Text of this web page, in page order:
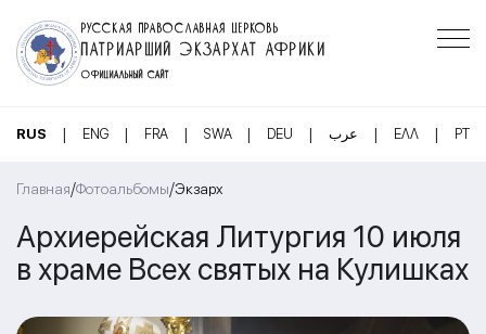
РУССКАЯ ПРАВОСЛАВНАЯ ЦЕРКОВЬ
ПАТРИАРШИЙ ЭКЗАРХАТ АФРИКИ
ОФИЦИАЛЬНЫЙ САЙТ
RUS | ENG | FRA | SWA | DEU | عرب | ΕΛΛ | PT
Главная/Фотоальбомы/Экзарх
Архиерейская Литургия 10 июля
в храме Всех святых на Кулишках